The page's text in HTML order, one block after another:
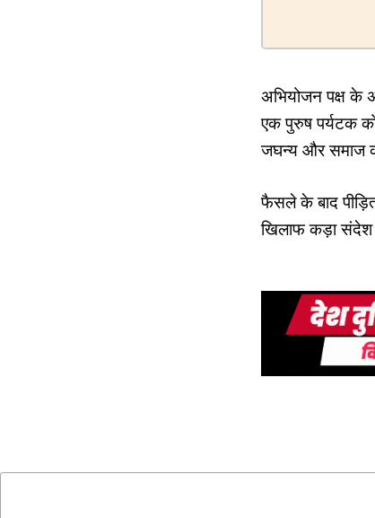
अभियोजन पक्ष के
एक पुरुष पर्यटक
जघन्य और समाज
फैसले के बाद पीड़ित
खिलाफ कड़ा संदेश